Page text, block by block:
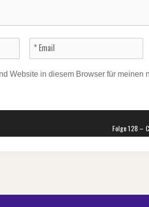
Website in diesem Browser für meinen
NEXT
POST:
Folge 128 –